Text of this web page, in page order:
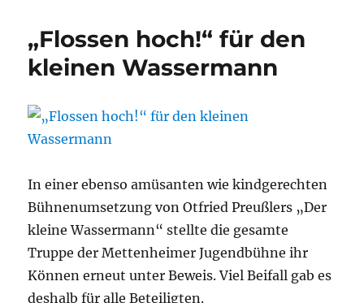
„Flossen hoch!“ für den
kleinen Wassermann
In einer ebenso amüsanten wie kindgerechten
Bühnenumsetzung von Otfried Preußlers „Der
kleine Wassermann“ stellte die gesamte
Truppe der Mettenheimer Jugendbühne ihr
Können erneut unter Beweis. Viel Beifall gab es
deshalb für alle Beteiligten.